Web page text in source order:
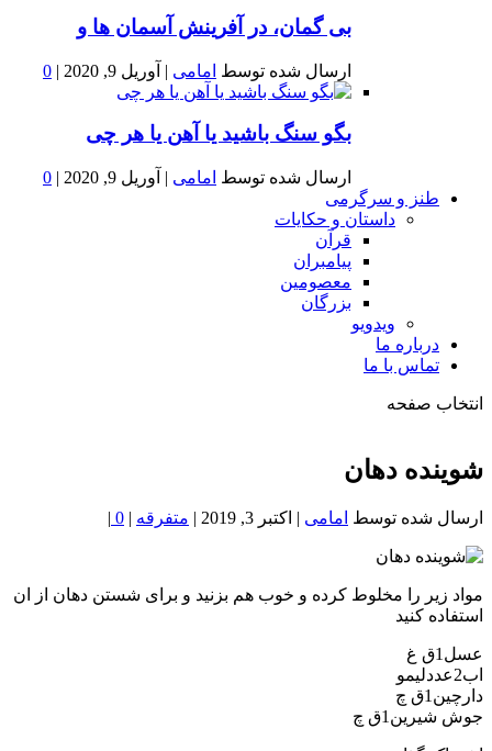
بى گمان، در آفرينش آسمان ها و
ارسال شده توسط امامی | آوریل 9, 2020 |
0
بگو سنگ باشید یا آهن یا هر چی
ارسال شده توسط امامی | آوریل 9, 2020 |
0
طنز و سرگرمی
داستان و حکایات
قرآن
پیامبران
معصومین
بزرگان
ویدویو
درباره ما
تماس با ما
انتخاب صفحه
خون
شمال
شوینده دهان
ارسال شده توسط امامی | اکتبر 3, 2019 | متفرقه |
0
|
مواد زیر را مخلوط کرده و خوب هم بزنید و برای شستن دهان از ان
استفاده کنید
عسل1ق غ
اب2عددلیمو
دارچین1ق چ
جوش شیرین1ق چ